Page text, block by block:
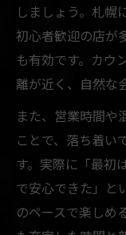
しましょう。札幌
初心者歓迎の店が
も有効です。カウ
離が近く、自然な
また、営業時間や
ことで、落ち着い
す。実際に「最初
で安心できた」と
のペースで楽しめ